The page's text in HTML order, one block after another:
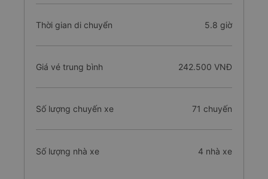
Thời gian di chuyển 5.8 giờ
Giá vé trung bình 242.500 VNĐ
Số lượng chuyến xe 71 chuyến
Số lượng nhà xe 4 nhà xe